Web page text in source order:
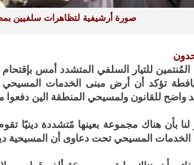
صورة أرشيفية لتظاهرات سلفيين
للتيار السلفي المتشدد أمس بإقتحام
يافطة تؤكد أن أرض مبنى الخدمات
للقانون ولمسيحي المنطقة الين دفعوا
بأن هناك مجموعة بعينها مًتشددة دينيًا
الخدمات المسيحي تحت دعاوى أن المسيحية